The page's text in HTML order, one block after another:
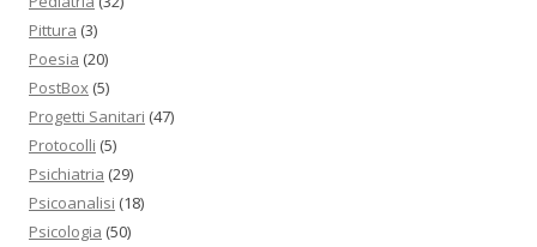
Pittura (3)
Poesia (20)
PostBox (5)
Progetti Sanitari (47)
Protocolli (5)
Psichiatria (29)
Psicoanalisi (18)
Psicologia (50)